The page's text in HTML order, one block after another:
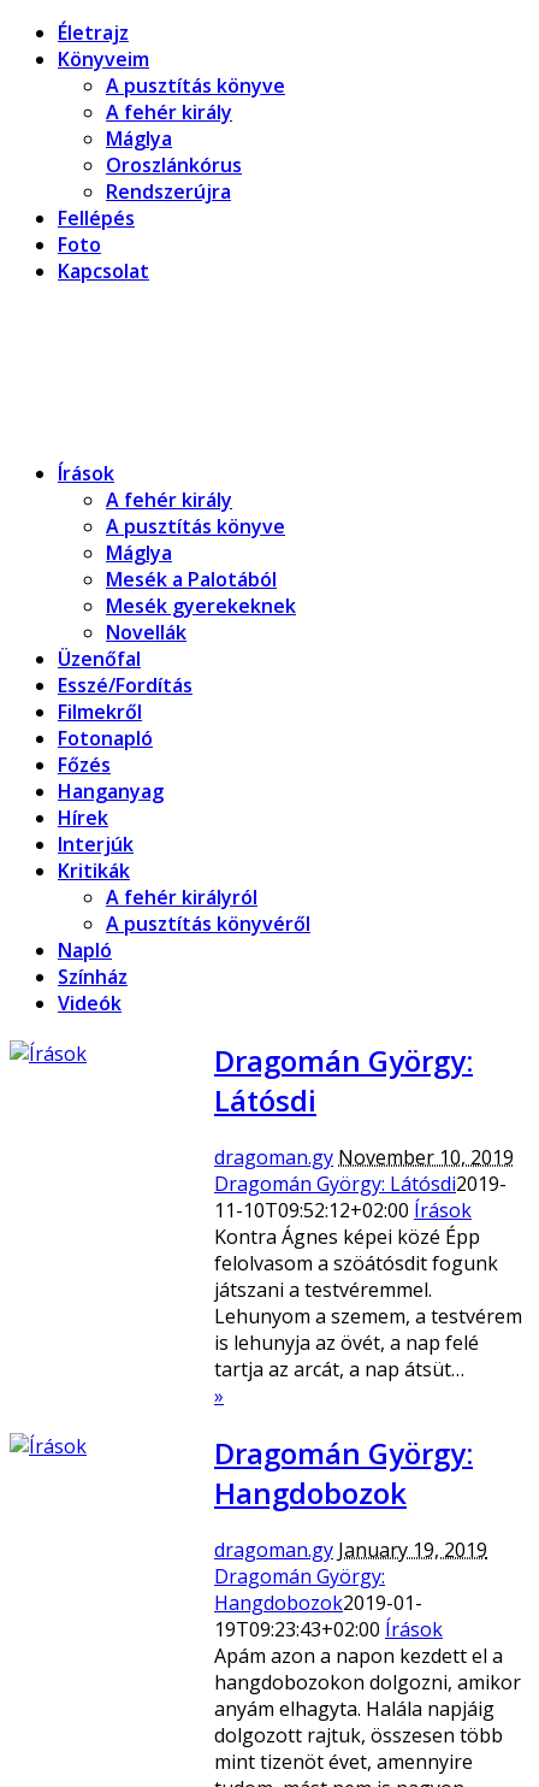
Életrajz
Könyveim
A pusztítás könyve
A fehér király
Máglya
Oroszlánkórus
Rendszerújra
Fellépés
Foto
Kapcsolat
Írások
A fehér király
A pusztítás könyve
Máglya
Mesék a Palotából
Mesék gyerekeknek
Novellák
Üzenőfal
Esszé/Fordítás
Filmekről
Fotonapló
Főzés
Hanganyag
Hírek
Interjúk
Kritikák
A fehér királyról
A pusztítás könyvéről
Napló
Színház
Videók
Dragomán György:
Látósdi
dragoman.gy November 10, 2019
Dragomán György: Látósdi2019-
11-10T09:52:12+02:00 Írások
Kontra Ágnes képei közé Épp
felolvasom a szöátósdit fogunk
játszani a testvéremmel.
Lehunyom a szemem, a testvérem
is lehunyja az övét, a nap felé
tartja az arcát, a nap átsüt…
»
Dragomán György:
Hangdobozok
dragoman.gy January 19, 2019
Dragomán György:
Hangdobozok2019-01-
19T09:23:43+02:00 Írások
Apám azon a napon kezdett el a
hangdobozokon dolgozni, amikor
anyám elhagyta. Halála napjáig
dolgozott rajtuk, összesen több
mint tizenöt évet, amennyire